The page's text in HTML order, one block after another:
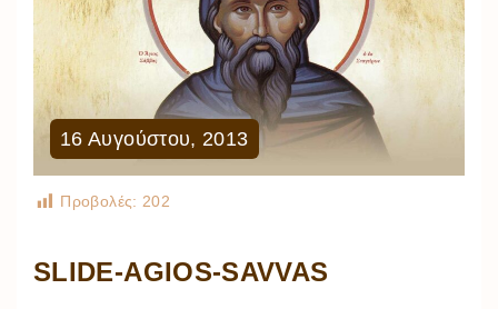
16 Αυγούστου, 2013
Προβολές: 202
SLIDE-AGIOS-SAVVAS